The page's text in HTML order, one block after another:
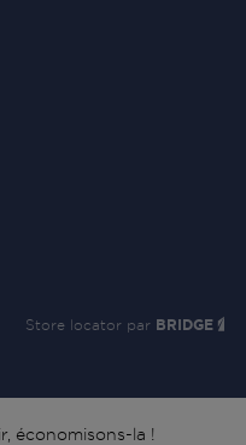
Store locator par BRIDGE
économisons-la !